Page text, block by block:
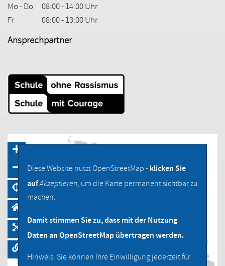
Mo - Do
08:00 - 14:00 Uhr
Fr
08:00 - 13:00 Uhr
Ansprechpartner
Diese Website nutzt OpenStreetMap -klicken Sie
aufAkzeptieren, um die Karte permanent sichtbar zu
machen.
Damit stimmen Sie zu, dass mit der Nutzung
Daten an OpenStreetMap übertragen werden.
Hinweis: Sie können Ihre Einwilligung jederzeit für